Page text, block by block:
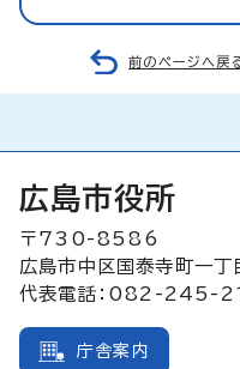
前のページへ戻
広島市役所
〒730-8586
広島市中区国泰寺町一
代表電話：082-245-
庁舎案内